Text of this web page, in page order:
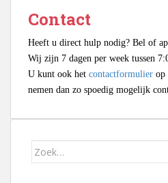
Contact
Heeft u direct hulp nodig? Bel of
Wij zijn 7 dagen per week tussen
U kunt ook het contactformulier op
nemen dan zo spoedig mogelijk
Zoek